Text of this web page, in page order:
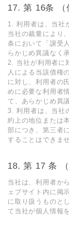
第 16条 （
1. 利⽤者は、当社
当社の裁量により
条において「譲受
らかじめ異議なく
2. 当社が利⽤者に
⼈による当該債権
に対し、利⽤者の
めに必要な利⽤者
て、あらかじめ異
3. 利⽤者は、当社
約上の地位または
部につき、第三者
することはできませ
第 17 条
当社は、利⽤者か
ェブサイト内に掲
に取り扱うものと
て当社が個⼈情報